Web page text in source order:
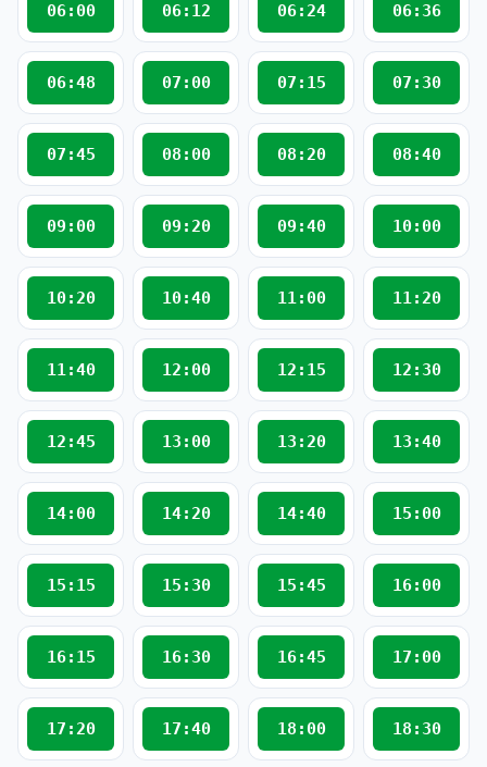
06:00 06:12 06:24 06:36
06:48 07:00 07:15 07:30
07:45 08:00 08:20 08:40
09:00 09:20 09:40 10:00
10:20 10:40 11:00 11:20
11:40 12:00 12:15 12:30
12:45 13:00 13:20 13:40
14:00 14:20 14:40 15:00
15:15 15:30 15:45 16:00
16:15 16:30 16:45 17:00
17:20 17:40 18:00 18:30